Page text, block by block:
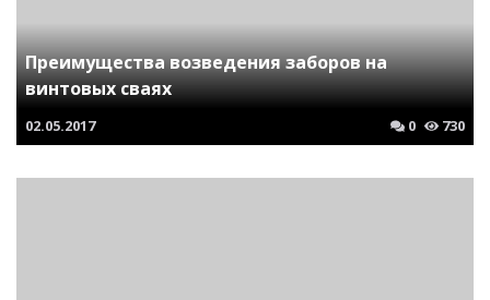
Преимущества возведения заборов на
винтовых сваях
02.05.2017 0 730